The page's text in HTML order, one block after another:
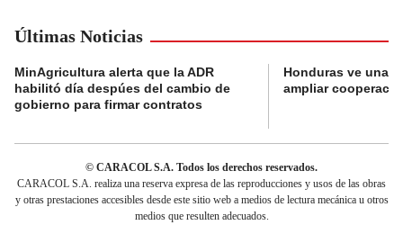
Últimas Noticias
MinAgricultura alerta que la ADR
habilitó día despúes del cambio de
gobierno para firmar contratos
Honduras ve una
ampliar
© CARACOL S.A. Todos los derechos reservados.
CARACOL S.A. realiza una reserva expresa de las reproducciones y usos de las obras
y otras prestaciones accesibles desde este sitio web a medios de lectura mecánica u otros
medios que resulten adecuados.